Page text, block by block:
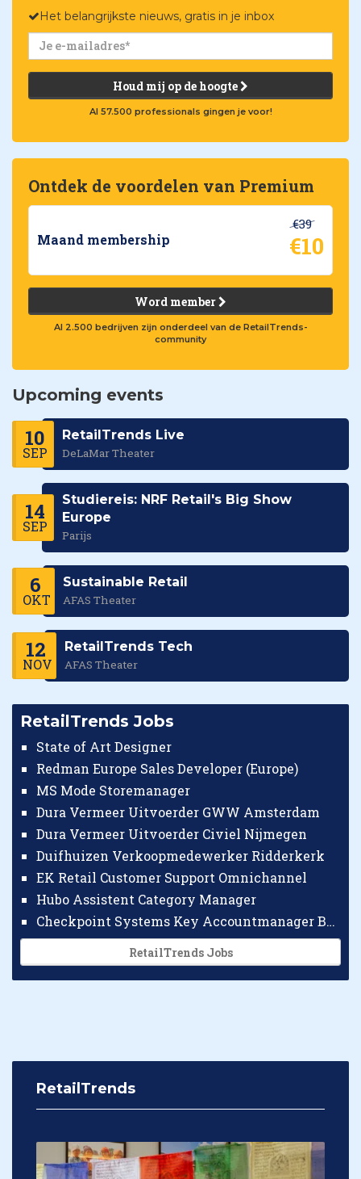
Het belangrijkste nieuws, gratis in je inbox
Houd mij op de hoogte
Al 57.500 professionals gingen je voor!
Ontdek de voordelen van Premium
Maand membership
€39
€10
Word member
Al 2.500 bedrijven zijn onderdeel van de RetailTrends-
community
Upcoming events
10
SEP
RetailTrends Live
DeLaMar Theater
14
SEP
Studiereis: NRF Retail's Big Show
Europe
Parijs
6
OKT
Sustainable Retail
AFAS Theater
12
NOV
RetailTrends Tech
AFAS Theater
RetailTrends Jobs
State of Art Designer
Redman Europe Sales Developer (Europe)
MS Mode Storemanager
Dura Vermeer Uitvoerder GWW Amsterdam
Dura Vermeer Uitvoerder Civiel Nijmegen
Duifhuizen Verkoopmedewerker Ridderkerk
EK Retail Customer Support Omnichannel
Hubo Assistent Category Manager
Checkpoint Systems Key Accountmanager Benelux
RetailTrends Jobs
RetailTrends